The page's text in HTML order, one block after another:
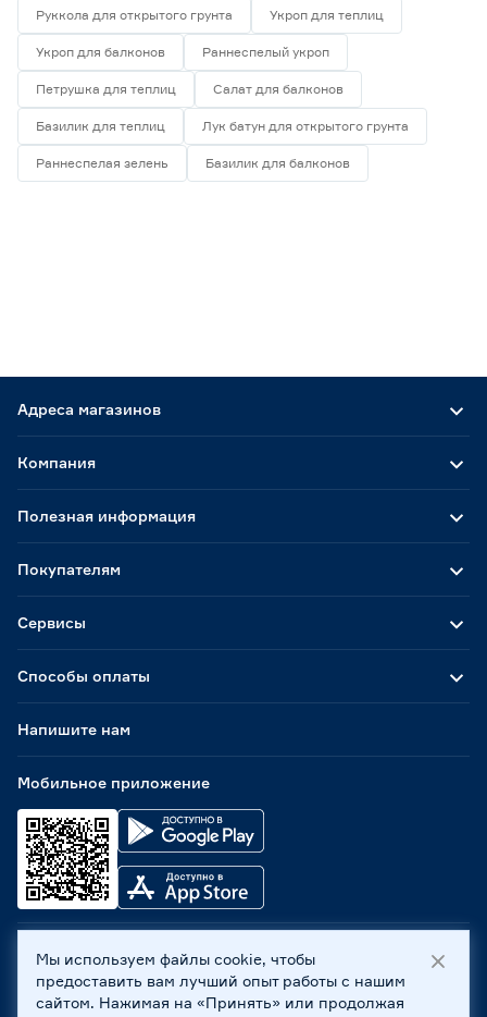
Руккола для открытого грунта Укроп для теплиц
Укроп для балконов Раннеспелый укроп
Петрушка для теплиц Салат для балконов
Базилик для теплиц Лук батун для открытого грунта
Раннеспелая зелень Базилик для балконов
Адреса магазинов
Способы оплаты
Мобильное приложение
Компания
Полезная информация
Покупателям
Сервисы
Напишите нам
ООО «Бауцентр Рус» 2004 -2026, 236029, г. Калининград,
ул. А.Невского, 205. ИНН 7702596813, КПП 390601001 ©
Все права защищены
Мы используем файлы cookie, чтобы
предоставить вам лучший опыт работы с нашим
сайтом. Нажимая на «Принять» или продолжая